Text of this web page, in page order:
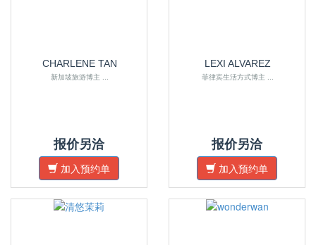
CHARLENE TAN
新加坡旅游博主 ...
报价另洽
加入预约单
LEXI ALVAREZ
菲律宾生活方式博主 ...
报价另洽
加入预约单